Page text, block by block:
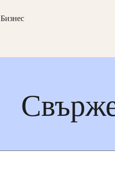
Бизнес